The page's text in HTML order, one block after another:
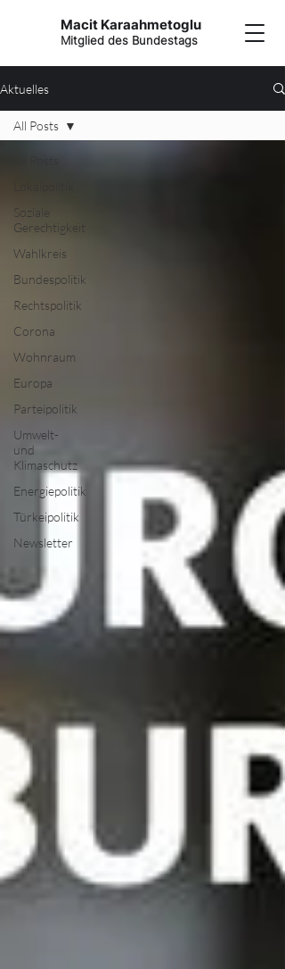
Macit Karaahmetoglu
Mitglied des Bundestags
Aktuelles
Soziale
Gerechtigkeit
Wahlkreis
Bundespolitik
Rechtspolitik
Corona
Wohnraum
Europa
Parteipolitik
Umwelt-
und
Klimaschutz
Energiepolitik
Türkeipolitik
Newsletter
All Posts